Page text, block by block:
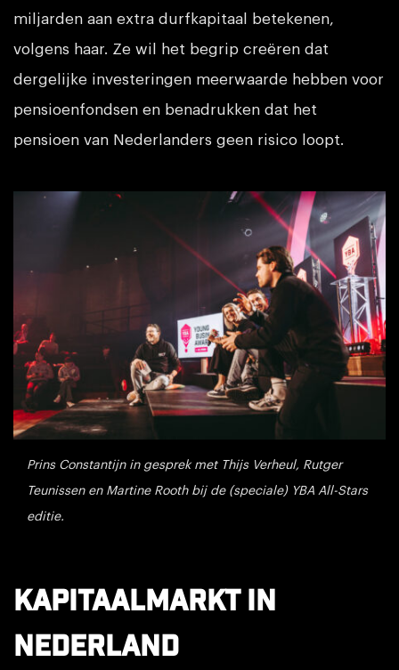
miljarden aan extra durfkapitaal betekenen,
volgens haar. Ze wil het begrip creëren dat
dergelijke investeringen meerwaarde hebben voor
pensioenfondsen en benadrukken dat het
pensioen van Nederlanders geen risico loopt.
Prins Constantijn in gesprek met Thijs Verheul, Rutger
Teunissen en Martine Rooth bij de (speciale) YBA All-Stars
editie.
Kapitaalmarkt in
Nederland